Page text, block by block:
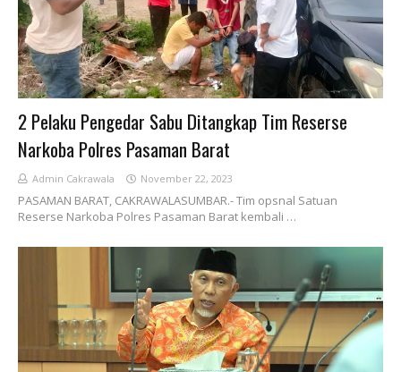
2 Pelaku Pengedar Sabu Ditangkap Tim Reserse
Narkoba Polres Pasaman Barat
Admin Cakrawala November 22, 2023
PASAMAN BARAT, CAKRAWALASUMBAR.- Tim opsnal Satuan
Reserse Narkoba Polres Pasaman Barat kembali …